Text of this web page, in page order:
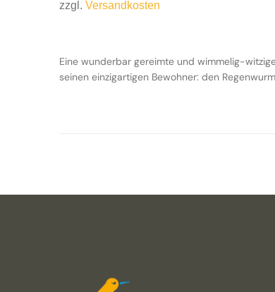
zzgl.Versandkosten
Eine wunderbar gereimte und wimmelig-
seinen einzigartigen Bewohner: den